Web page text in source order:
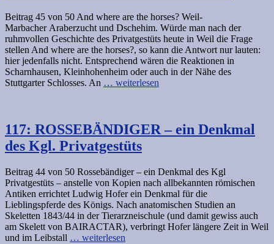
Beitrag 45 von 50 And where are the horses? Weil-
Marbacher Araberzucht und Dschehim. Würde man nach der
ruhmvollen Geschichte des Privatgestüts heute in Weil die Frage
stellen And where are the horses?, so kann die Antwort nur lauten:
hier jedenfalls nicht. Entsprechend wären die Reaktionen in
Scharnhausen, Kleinhohenheim oder auch in der Nähe des
Stuttgarter Schlosses. An … weiterlesen
117: ROSSEBÄNDIGER – ein Denkmal
des Kgl. Privatgestüts
Beitrag 44 von 50 Rossebändiger – ein Denkmal des Kgl
Privatgestüts – anstelle von Kopien nach allbekannten römischen
Antiken errichtet Ludwig Hofer ein Denkmal für die
Lieblingspferde des Königs. Nach anatomischen Studien an
Skeletten 1843/44 in der Tierarzneischule (und damit gewiss auch
am Skelett von BAIRACTAR), verbringt Hofer längere Zeit in Weil
und im Leibstall … weiterlesen